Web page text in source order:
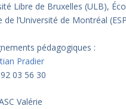
Libre de Bruxelles (ULB),
de l’Université de Montréal
pédagogiques :
Pradier
03 56 30
Valérie